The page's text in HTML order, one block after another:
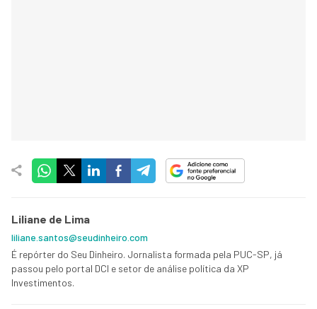
Liliane de Lima
liliane.santos@seudinheiro.com
É repórter do Seu Dinheiro. Jornalista formada pela PUC-SP, já
passou pelo portal DCI e setor de análise política da XP
Investimentos.